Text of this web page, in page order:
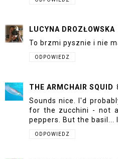
LUCYNA DROZŁOWSKA
To brzmi pysznie i nie
ODPOWIEDZ
THE ARMCHAIR SQUID
Sounds nice. I'd
for the zucchini - not
peppers. But the basil...
ODPOWIEDZ